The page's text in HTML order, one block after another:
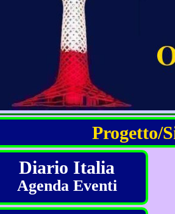
Progetto/
Diario Italia
Agenda Eventi